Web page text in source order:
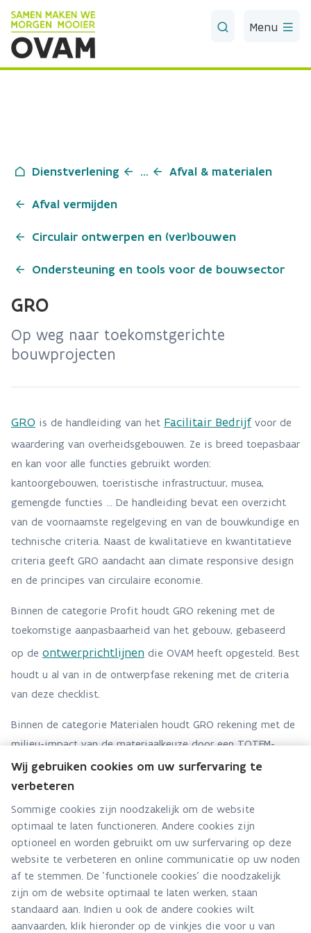
Skip to Main Content
Menu
Dienstverlening ... Afval & materialen
Afval vermijden
Circulair ontwerpen en (ver)bouwen
Ondersteuning en tools voor de bouwsector
GRO
Op weg naar toekomstgerichte
bouwprojecten
GRO is de handleiding van het Facilitair Bedrijfvoor de
waardering van overheidsgebouwen. Ze is breed toepasbaar
en kan voor alle functies gebruikt worden:
kantoorgebouwen, toeristische infrastructuur, musea,
gemengde functies … De handleiding bevat een overzicht
van de voornaamste regelgeving en van de bouwkundige en
technische criteria. Naast de kwalitatieve en kwantitatieve
criteria geeft GRO aandacht aan climate responsive design
en de principes van circulaire economie.
Binnen de categorie Profit houdt GRO rekening met de
toekomstige aanpasbaarheid van het gebouw, gebaseerd
op de ontwerprichtlijnen die OVAM heeft opgesteld. Best
houdt u al van in de ontwerpfase rekening met de criteria
van deze checklist.
Binnen de categorie Materialen houdt GRO rekening met de
milieu-impact van de materiaalkeuze door een TOTEM-
doorrekening op te vragen.
GRO
Het Facilitair Bedrijf van de
Vlaamse overheid hanteert de
duurzaamheidsmeter GRO bij
alle bouwprojecten onafhankelijk
van schaal en functie, om zijn
Wij gebruiken cookies om uw surfervaring te
verbeteren
Sommige cookies zijn noodzakelijk om de website
optimaal te laten functioneren. Andere cookies zijn
optioneel en worden gebruikt om uw surfervaring op deze
website te verbeteren en online communicatie op uw noden
af te stemmen. De 'functionele cookies' die noodzakelijk
zijn om de website optimaal te laten werken, staan
standaard aan. Indien u ook de andere cookies wilt
aanvaarden, klik hieronder op de vinkjes die voor u van